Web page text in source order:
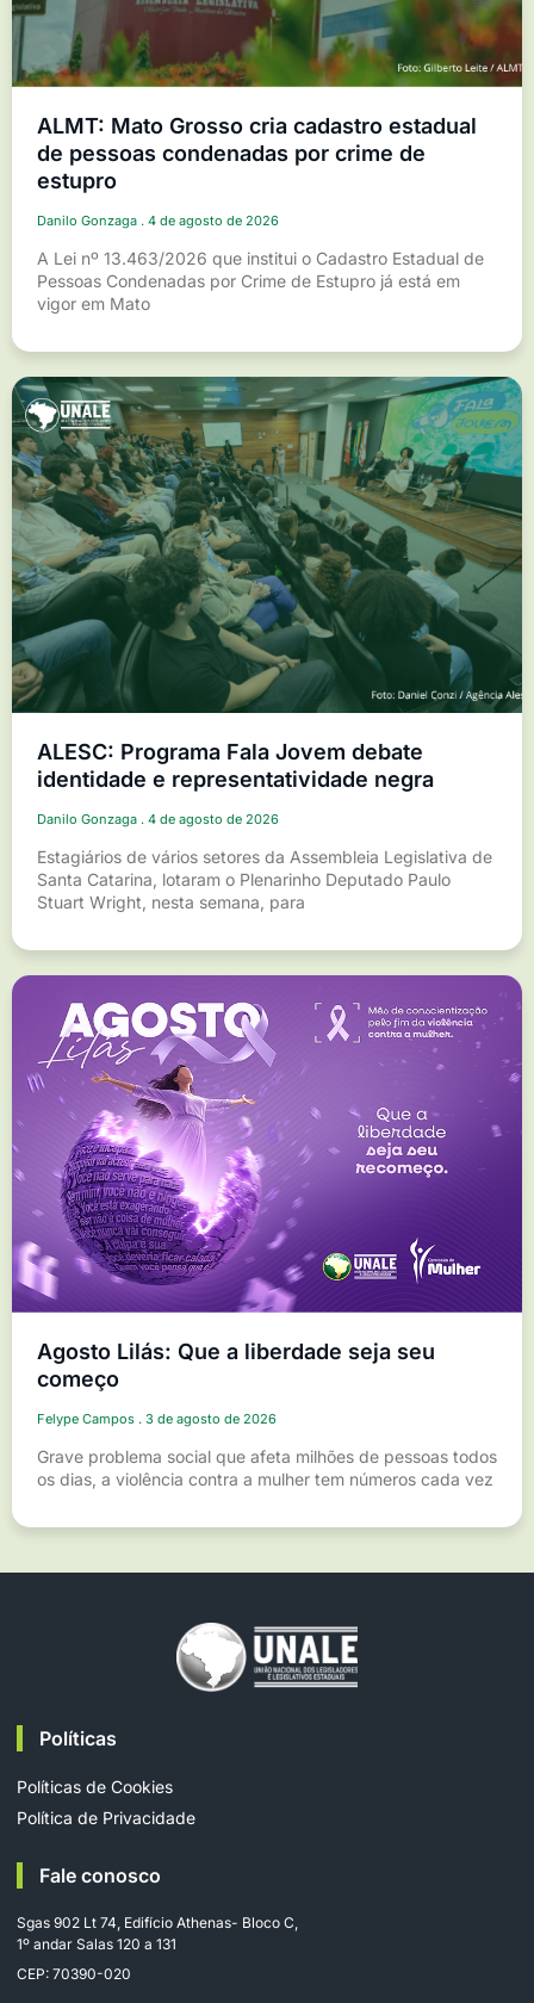
ALMT: Mato Grosso cria cadastro estadual
de pessoas condenadas por crime de
estupro
Danilo Gonzaga 4 de agosto de 2026
A Lei nº 13.463/2026 que institui o Cadastro Estadual de
Pessoas Condenadas por Crime de Estupro já está em
vigor em Mato
ALESC: Programa Fala Jovem debate
identidade e representatividade negra
Danilo Gonzaga 4 de agosto de 2026
Estagiários de vários setores da Assembleia Legislativa de
Santa Catarina, lotaram o Plenarinho Deputado Paulo
Stuart Wright, nesta semana, para
Agosto Lilás: Que a liberdade seja seu
começo
Felype Campos 3 de agosto de 2026
Grave problema social que afeta milhões de pessoas todos
os dias, a violência contra a mulher tem números cada vez
Políticas
Políticas de Cookies
Política de Privacidade
Fale conosco
Sgas 902 Lt 74, Edifício Athenas- Bloco C,
1º andar Salas 120 a 131
CEP: 70390-020